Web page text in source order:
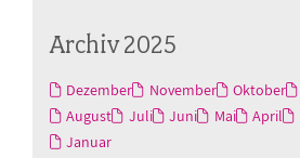
Archiv 2025
Dezember November Oktober
August
Juli Juni Mai April
Januar